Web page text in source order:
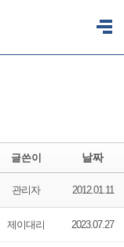
글쓴이 날짜
관리자 2012.01.11
제이대리 2023.07.27